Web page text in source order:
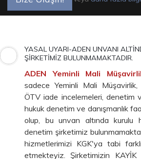
YASAL UYARI-ADEN UNVANI
ŞİRKETİMİZ BULUNMAMAKTADIR.
ADEN Yeminli Mali
sadece Yeminli Mali
ÖTV iade incelemeleri, denetim
hukuk denetim ve danışmanlık
olup, bu unvan altında kurulu
denetim şirketimiz
hizmetlerimizi KGK'ya tabi
etmekteyiz. Şirketimizin